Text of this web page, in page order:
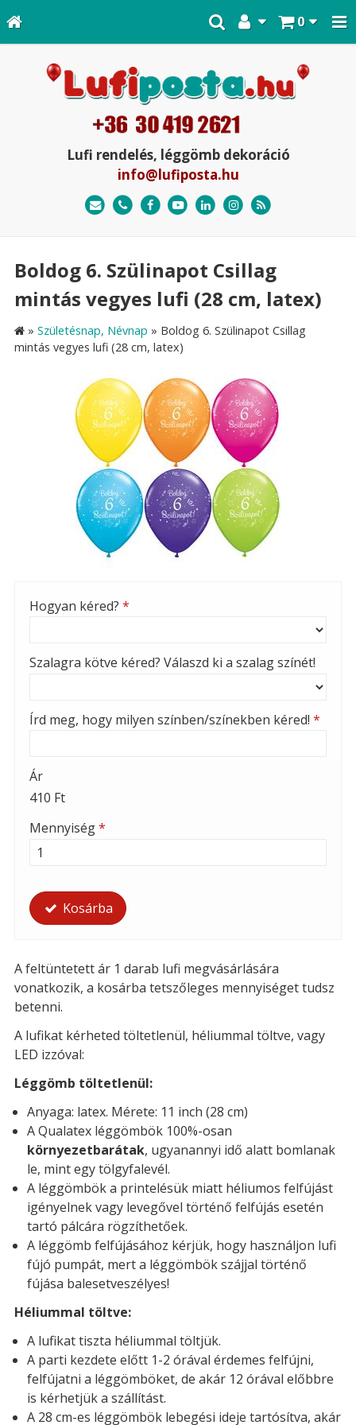
0
Lufi rendelés, léggömb dekoráció
info@lufiposta.hu
Boldog 6. Szülinapot Csillag
mintás vegyes lufi (28 cm, latex)
» Születésnap, Névnap » Boldog 6. Szülinapot Csillag
mintás vegyes lufi (28 cm, latex)
Hogyan kéred? *
Szalagra kötve kéred? Válaszd ki a szalag színét!
Írd meg, hogy milyen színben/színekben kéred! *
Ár
410 Ft
Mennyiség*
Kosárba
A feltüntetett ár 1 darab lufi megvásárlására
vonatkozik, a kosárba tetszőleges mennyiséget tudsz
betenni.
A lufikat kérheted töltetlenül, héliummal töltve, vagy
LED izzóval:
Léggömb töltetlenül:
Anyaga: latex. Mérete: 11 inch (28 cm)
A Qualatex léggömbök 100%-osan
környezetbarátak, ugyanannyi idő alatt bomlanak
le, mint egy tölgyfalevél.
A léggömbök a printelésük miatt héliumos felfújást
igényelnek vagy levegővel történő felfújás esetén
tartó pálcára rögzíthetőek.
A léggömb felfújásához kérjük, hogy használjon lufi
fújó pumpát, mert a léggömbök szájjal történő
fújása balesetveszélyes!
Héliummal töltve:
A lufikat tiszta héliummal töltjük.
A parti kezdete előtt 1-2 órával érdemes felfújni,
felfújatni a léggömböket, de akár 12 órával előbbre
is kérhetjük a szállítást.
A 28 cm-es léggömbök lebegési ideje tartósítva, akár